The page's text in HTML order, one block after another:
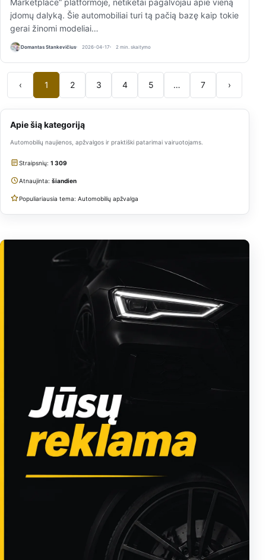
įdomų dalyką. Šie automobiliai turi tą pačią bazę kaip tokie
gerai žinomi modeliai…
Domantas Stankevičius 2026-04-17 2 min. skaitymo
‹ 1 2 3 4 5 … 7 ›
Apie šią kategoriją
Automobilių naujienos, apžvalgos ir praktiški patarimai vairuotojams.
Straipsnių: 1 309
Atnaujinta: šiandien
Populiariausia tema: Automobilių apžvalga